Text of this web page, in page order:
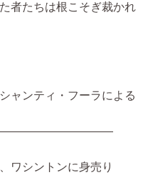
者たちは根こそぎ裁かれ
ャンティ・フーラによる
ワシントンに身売り